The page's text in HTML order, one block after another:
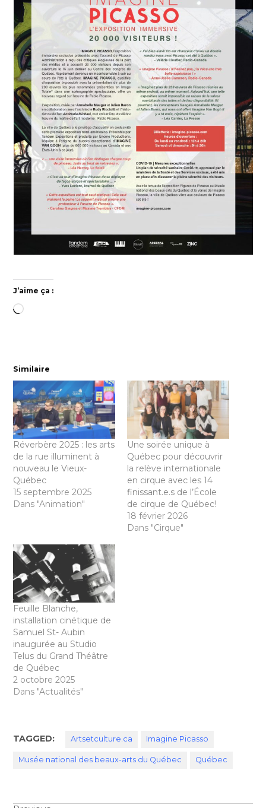
J’aime ça :
Chargement…
Similaire
Réverbère 2025 : les arts
de la rue illuminent à
nouveau le Vieux-
Québec
15 septembre 2025
Dans "Animation"
Une soirée unique à
Québec pour découvrir
la relève internationale
en cirque avec les 14
finissant.e.s de l’École
de cirque de Québec!
18 février 2026
Dans "Cirque"
Feuille Blanche,
installation cinétique de
Samuel St- Aubin
inaugurée au Studio
Telus du Grand Théâtre
de Québec
2 octobre 2025
Dans "Actualités"
TAGGED: Artsetculture.ca Imagine Picasso
Musée national des beaux-arts du Québec Québec